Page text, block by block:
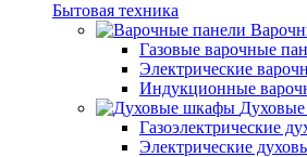
Бытовая техника
Газовые варочные
Электрические
Индукционные
Газоэлектрические
Электрические